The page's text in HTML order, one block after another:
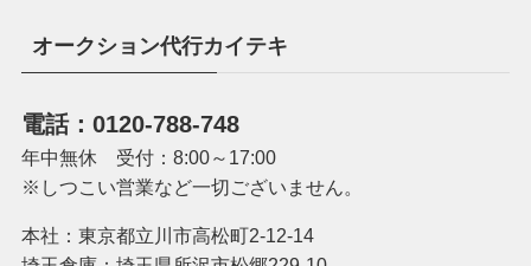
オークション代行カイテキ
電話：0120-788-748
年中無休 受付：8:00～17:00
※しつこい営業など一切ございません。
本社：東京都立川市高松町2-12-14